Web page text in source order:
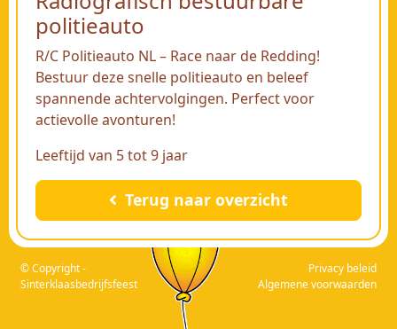
politieauto
R/C Politieauto NL – Race naar de Redding!
Bestuur deze snelle politieauto en beleef
spannende achtervolgingen. Perfect voor
actievolle avonturen!
Leeftijd van 5 tot 9 jaar
Terug naar overzicht
© Copyright -
Sinterklaasbedrijfsfeest
Privacy beleid
Algemene voorwaarden